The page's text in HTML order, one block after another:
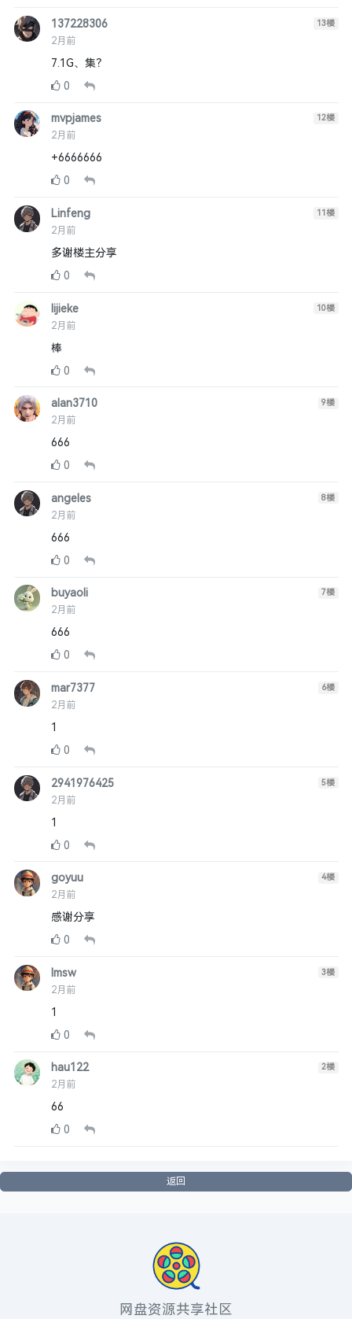
137228306
2月前
13楼
7.1G、集？
0
mvpjames
2月前
12楼
+6666666
0
Linfeng
2月前
11楼
多谢楼主分享
0
lijieke
2月前
10楼
棒
0
alan3710
2月前
9楼
666
0
angeles
2月前
8楼
666
0
buyaoli
2月前
7楼
666
0
mar7377
2月前
6楼
1
0
2941976425
2月前
5楼
1
0
goyuu
2月前
4楼
感谢分享
0
lmsw
2月前
3楼
1
0
hau122
2月前
2楼
66
0
返回
网盘资源共享社区